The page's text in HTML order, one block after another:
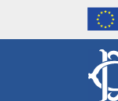
Internazionale,
Salta al contenuto
Salta al menu di
Navigazione
Salta al contenuto
Salta al menu di
Vai a inizio pagina